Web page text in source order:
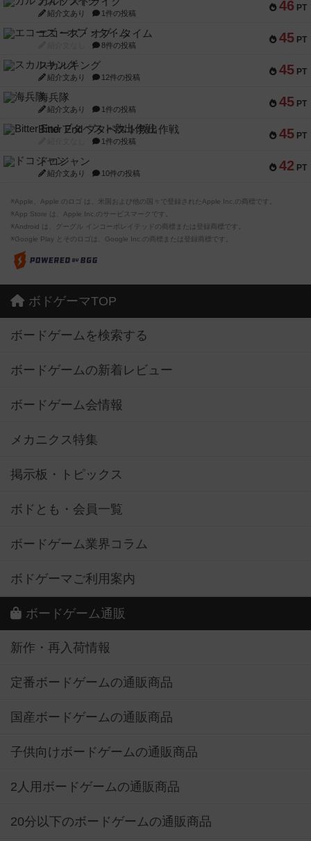
46 PT
紹介文あり 1件の投稿
45 PT
エコーズ・オブ・タイム
8件の投稿
45 PT
スカルキング
紹介文あり 12件の投稿
45 PT
海兵隊
紹介文あり 1件の投稿
45 PT
Bitter End ブタペスト救出作戦
1件の投稿
42 PT
ドコジャン
紹介文あり 10件の投稿
※Apple、Apple のロゴ は、米国および他の国々で登録されたApple Inc.の商標です。
※App Store は、Apple Inc.のサービスマークです。
※Android は、グーグル インコーポレイテッドの商標または登録商標です。
※Google Play とそのロゴは、Google Inc.の商標または登録商標です。
ボドゲーマTOP
ボードゲームを検索する
ボードゲームの新着レビュー
ボードゲーム会情報
メカニクス特集
掲示板・トピックス
ボドとも・会員一覧
ボードゲーム業界コラム
ボドゲーマご利用案内
ボードゲーム通販
新作・再入荷情報
定番ボードゲームの通販商品
国産ボードゲームの通販商品
子供向けボードゲームの通販商品
2人用ボードゲームの通販商品
20分以下のボードゲームの通販商品